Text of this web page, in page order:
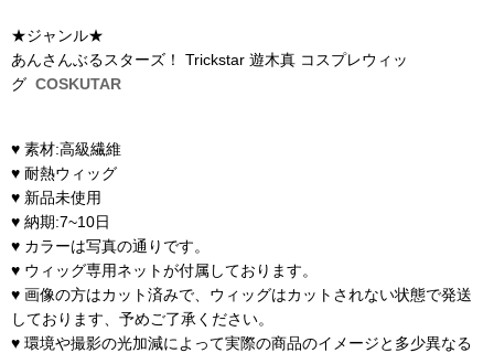
★ジャンル★
あんさんぶるスターズ！ Trickstar 遊木真 コスプレウィッ
グ COSKUTAR
♥ 素材:高級繊維
♥ 耐熱ウィッグ
♥ 新品未使用
♥ 納期:7~10日
♥ カラーは写真の通りです。
♥ ウィッグ専用ネットが付属しております。
♥ 画像の方はカット済みで、ウィッグはカットされない状態で発送
しております、予めご了承ください。
♥ 環境や撮影の光加減によって実際の商品のイメージと多少異なる